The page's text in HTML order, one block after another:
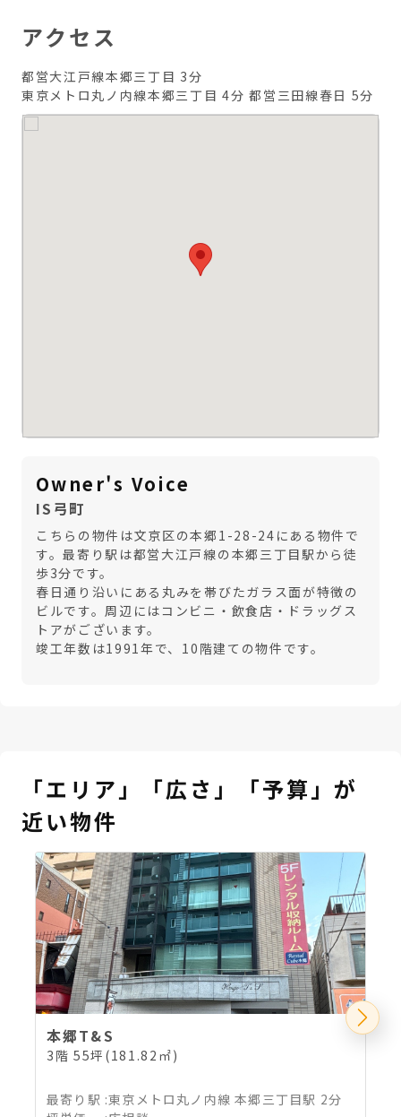
アクセス
都営大江戸線本郷三丁目 3分
東京メトロ丸ノ内線本郷三丁目 4分 都営三田線春日 5分
Owner's Voice
IS弓町
こちらの物件は文京区の本郷1-28-24にある物件で
す。最寄り駅は都営大江戸線の本郷三丁目駅から徒
歩3分です。
春日通り沿いにある丸みを帯びたガラス面が特徴の
ビルです。周辺にはコンビニ・飲食店・ドラッグス
トアがございます。
竣工年数は1991年で、10階建ての物件です。
「エリア」「広さ」「予算」が
近い物件
本郷T&S
3階 55坪(181.82㎡)
最寄り駅 :東京メトロ丸ノ内線 本郷三丁目駅 2分